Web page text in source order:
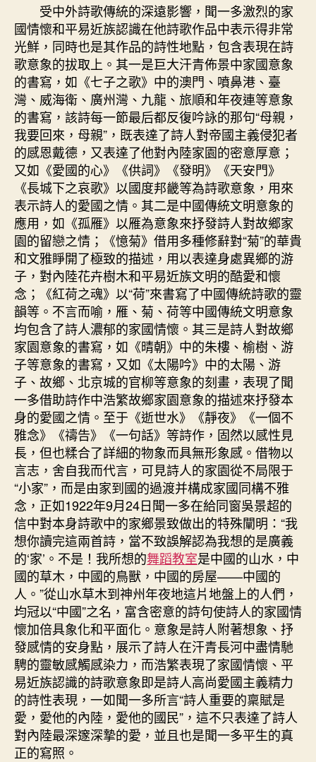
受中外詩歌傳統的深遠影響，聞一多激烈的家
國情懷和平易近族認識在他詩歌作品中表示得非常
光鮮，同時也是其作品的詩性地點，包含表現在詩
歌意象的拔取上。其一是巨大汗青佈景中家國意象
的書寫，如《七子之歌》中的澳門、噴鼻港、臺
灣、威海衛、廣州灣、九龍、旅順和年夜連等意象
的書寫，該詩每一節最后都反復吟詠的那句“母親，
我要回來，母親”，既表達了詩人對帝國主義侵犯者
的感恩戴德，又表達了他對內陸家園的密意厚意；
又如《愛國的心》《供詞》《發明》《天安門》
《長城下之哀歌》以國度邦畿等為詩歌意象，用來
表示詩人的愛國之情。其二是中國傳統文明意象的
應用，如《孤雁》以雁為意象來抒發詩人對故鄉家
園的留戀之情；《憶菊》借用多種修辭對“菊”的華貴
和文雅睜開了極致的描述，用以表達身處異鄉的游
子，對內陸花卉樹木和平易近族文明的酷愛和懷
念；《紅荷之魂》以“荷”來書寫了中國傳統詩歌的靈
韻等。不言而喻，雁、菊、荷等中國傳統文明意象
均包含了詩人濃郁的家國情懷。其三是詩人對故鄉
家園意象的書寫，如《晴朝》中的朱樓、榆樹、游
子等意象的書寫，又如《太陽吟》中的太陽、游
子、故鄉、北京城的官柳等意象的刻畫，表現了聞
一多借助詩作中浩繁故鄉家園意象的描述來抒發本
身的愛國之情。至于《逝世水》《靜夜》《一個不
雅念》《禱告》《一句話》等詩作，固然以感性見
長，但也糅合了詳細的物象而具無形象感。借物以
言志，舍自我而代言，可見詩人的家園從不局限于
“小家”，而是由家到國的過渡并構成家國同構不雅
念，正如1922年9月24日聞一多在給同窗吳景超的
信中對本身詩歌中的家鄉景致做出的特殊闡明：“我
想你讀完這兩首詩，當不致誤解認為我想的是廣義
的‘家’。不是！我所想的舞蹈教室是中國的山水，中
國的草木，中國的鳥獸，中國的房屋——中國的
人。”從山水草木到神州年夜地這片地盤上的人們，
均冠以“中國”之名，富含密意的詩句使詩人的家國情
懷加倍具象化和平面化。意象是詩人附著想象、抒
發感情的安身點，展示了詩人在汗青長河中盡情馳
騁的靈敏感觸感染力，而浩繁表現了家國情懷、平
易近族認識的詩歌意象即是詩人高尚愛國主義精力
的詩性表現，一如聞一多所言“詩人重要的稟賦是
愛，愛他的內陸，愛他的國民”，這不只表達了詩人
對內陸最深邃深摯的愛，並且也是聞一多平生的真
正的寫照。